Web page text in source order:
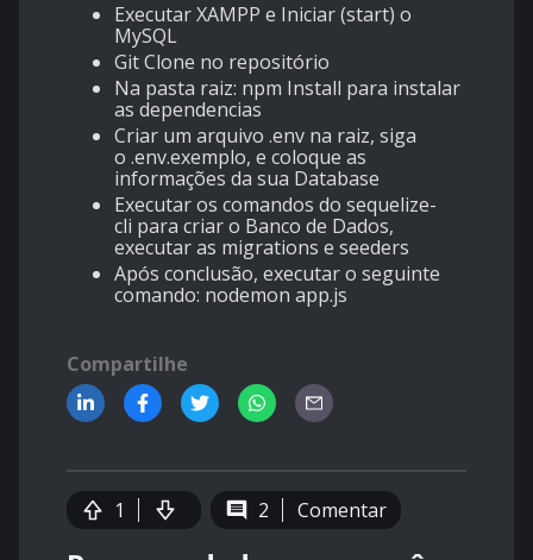
Executar XAMPP e Iniciar (start) o
MySQL
Git Clone no repositório
Na pasta raiz: npm Install para instalar
as dependencias
Criar um arquivo .env na raiz, siga
o .env.exemplo, e coloque as
informações da sua Database
Executar os comandos do sequelize-
cli para criar o Banco de Dados,
executar as migrations e seeders
Após conclusão, executar o seguinte
comando: nodemon app.js
Compartilhe
1 2 Comentar